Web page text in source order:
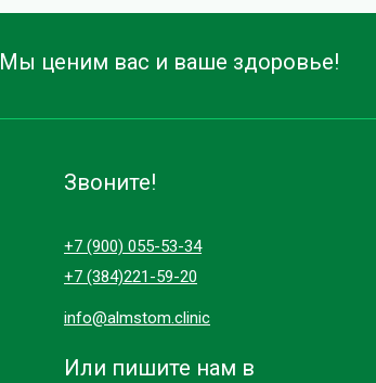
Мы ценим вас и ваше здоровье!
Звоните!
+7 (900) 055-53-34
info@almstom.clinic
Или пишите нам в
+7 (384)221-59-20